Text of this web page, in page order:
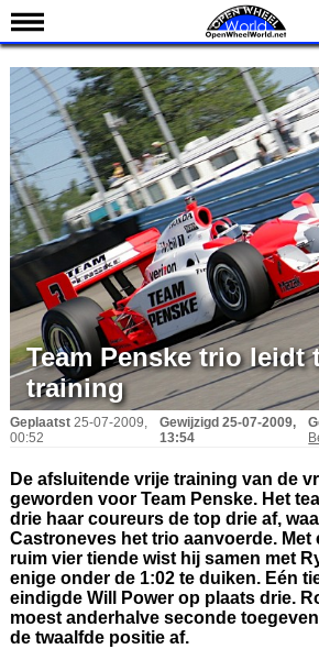
Nieuws
Kalender
Uitslagen
Standen
Coureurs
Teams
IndyCar 101
Indy 500
English
Team Penske trio leidt
training
Geplaatst 25-07-2009,
00:52
Gewijzigd 25-07-2009,
13:54
De afsluitende vrije training van de
geworden voor Team Penske. Het
drie haar coureurs de top drie af,
Castroneves het trio aanvoerde. Met
ruim vier tiende wist hij samen met
enige onder de 1:02 te duiken. Eén
eindigde Will Power op plaats drie.
moest anderhalve seconde
de twaalfde positie af.